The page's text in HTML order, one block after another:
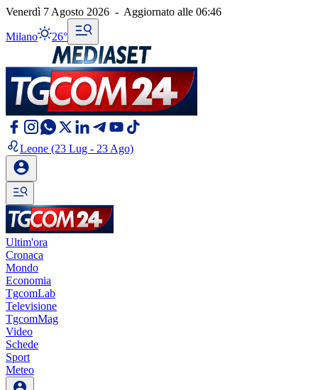
Venerdì 7 Agosto 2026 - Aggiornato alle 06:46
Milano 26°
Leone (23 Lug - 23 Ago)
Ultim'ora
Cronaca
Mondo
Economia
TgcomLab
Televisione
TgcomMag
Video
Schede
Sport
Meteo